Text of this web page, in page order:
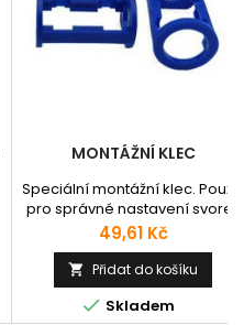
MONTÁŽNÍ KLEC
Speciální montážní klec. Použití
pro správné nastavení svorek
na hadici. Materiál - plast.
Cena
49,61 Kč
 Přidat do košíku
 Skladem